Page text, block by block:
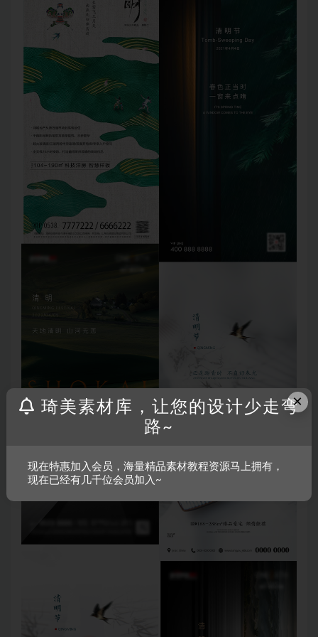
×
琦美素材库，让您的设计少走弯
路~
现在特惠加入会员，海量精品素材教程资源马上拥有，
现在已经有几千位会员加入~